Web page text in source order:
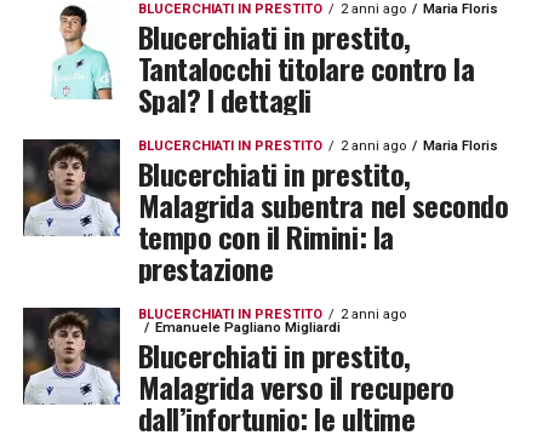
BLUCERCHIATI IN PRESTITO 2 anni ago Maria Floris
Blucerchiati in prestito,
Tantalocchi titolare contro la
Spal? I dettagli
BLUCERCHIATI IN PRESTITO 2 anni ago Maria Floris
Blucerchiati in prestito,
Malagrida subentra nel secondo
tempo con il Rimini: la
prestazione
BLUCERCHIATI IN PRESTITO
2 anni ago
Emanuele Pagliano Migliardi
Blucerchiati in prestito,
Malagrida verso il recupero
dall’infortunio: le ultime